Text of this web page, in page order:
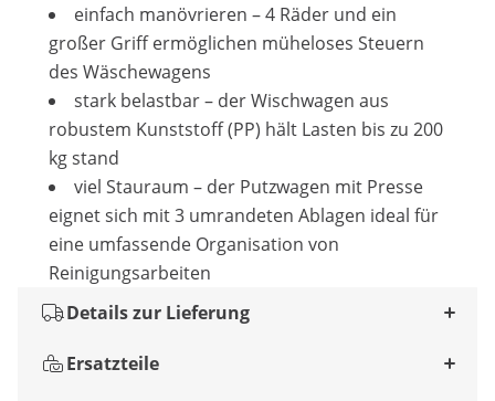
einfach manövrieren – 4 Räder und ein
großer Griff ermöglichen müheloses Steuern
des Wäschewagens
stark belastbar – der Wischwagen aus
robustem Kunststoff (PP) hält Lasten bis zu 200
kg stand
viel Stauraum – der Putzwagen mit Presse
eignet sich mit 3 umrandeten Ablagen ideal für
eine umfassende Organisation von
Reinigungsarbeiten
Details zur Lieferung
Ersatzteile